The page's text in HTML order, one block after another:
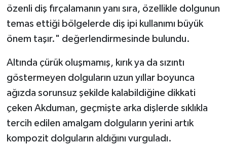
özenli diş fırçalamanın yanı sıra, özellikle dolgunun
temas ettiği bölgelerde diş ipi kullanımı büyük
önem taşır." değerlendirmesinde bulundu.
Altında çürük oluşmamış, kırık ya da sızıntı
göstermeyen dolguların uzun yıllar boyunca
ağızda sorunsuz şekilde kalabildiğine dikkati
çeken Akduman, geçmişte arka dişlerde sıklıkla
tercih edilen amalgam dolguların yerini artık
kompozit dolguların aldığını vurguladı.